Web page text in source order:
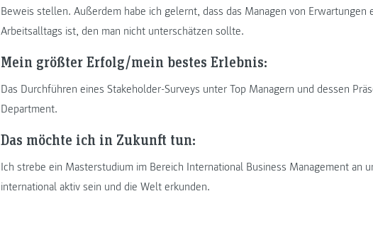
Beweis stellen. Außerdem habe ich gelernt, dass das Managen von Erwartungen
Arbeitsalltags ist, den man nicht unterschätzen sollte.
Mein größter Erfolg/mein bestes Erlebnis:
Das Durchführen eines Stakeholder-Surveys unter Top Managern und dessen
Department.
Das möchte ich in Zukunft tun:
Ich strebe ein Masterstudium im Bereich International Business Management an
international aktiv sein und die Welt erkunden.